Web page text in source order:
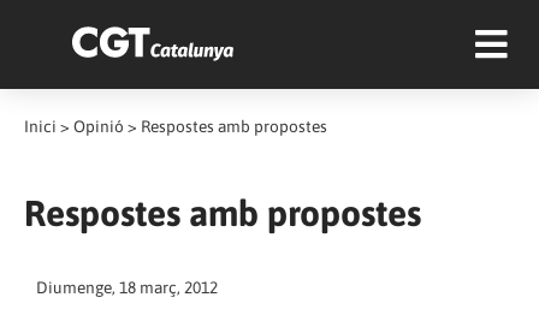
Inici > Opinió > Respostes amb propostes
Respostes amb propostes
Diumenge, 18 març, 2012